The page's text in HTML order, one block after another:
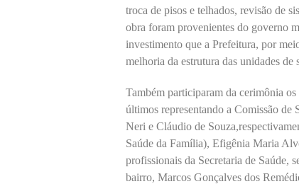
troca de pisos e telhados, revisão de
obra foram provenientes do governo
investimento que a Prefeitura, por
melhoria da estrutura das unidades de
Também participaram da cerimônia
últimos representando a Comissão de
Neri e Cláudio de
Saúde da Família), Efigênia Maria
profissionais da Secretaria de Saúde,
bairro, Marcos Gonçalves dos